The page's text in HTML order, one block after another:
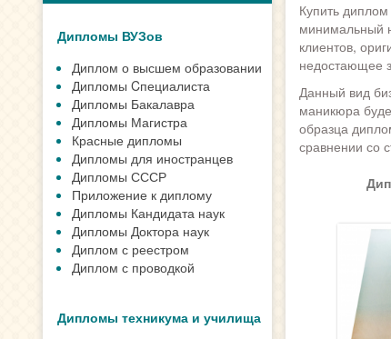
Дипломы ВУЗов
Диплом о высшем образовании
Дипломы Cпециалиста
Дипломы Бакалавра
Дипломы Магистра
Красные дипломы
Дипломы для иностранцев
Дипломы СССР
Приложение к диплому
Дипломы Кандидата наук
Дипломы Доктора наук
Диплом с реестром
Диплом с проводкой
Дипломы техникума и училища
Купить
минимальный
клиентов,
недостающее
Данный вид
маникюра
образца
сравнении со